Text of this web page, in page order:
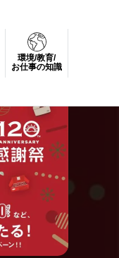
環境/教育/
お仕事の知識